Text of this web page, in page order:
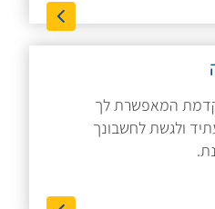
המאפשרת לך
ולגשת לחשבונך